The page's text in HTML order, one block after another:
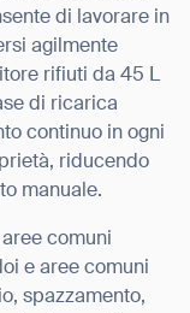
di lavorare in
agilmente
rifiuti da 45 L
di ricarica
continuo in ogni
riducendo
manuale.
comuni
e aree comuni
spazzamento,